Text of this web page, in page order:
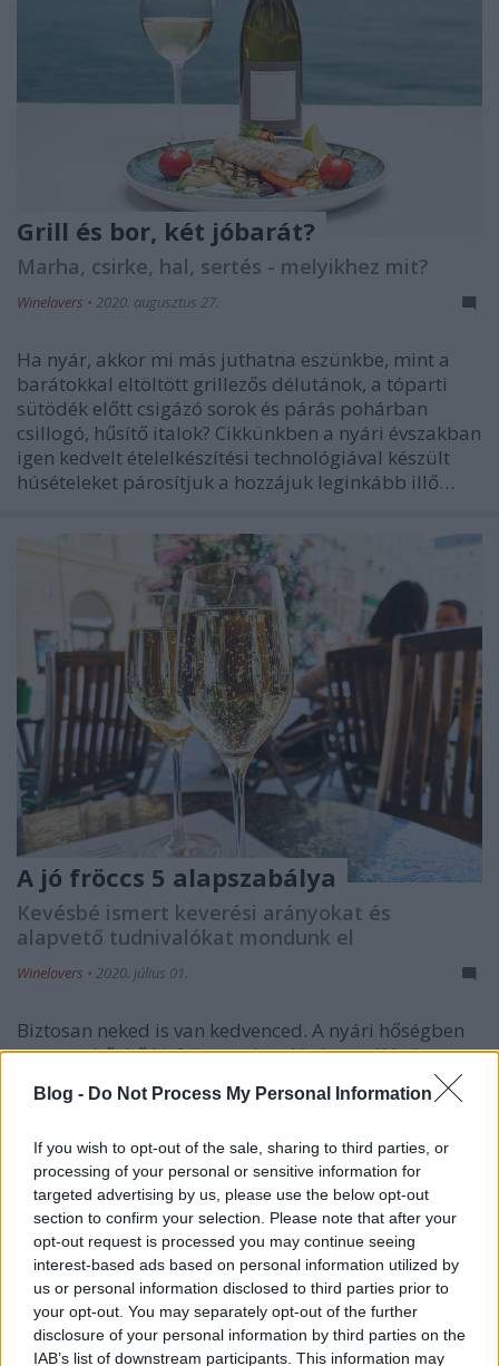
Blog - Do Not Process My Personal Information
If you wish to opt-out of the sale, sharing to third parties, or
processing of your personal or sensitive information for
targeted advertising by us, please use the below opt-out
section to confirm your selection. Please note that after your
opt-out request is processed you may continue seeing
interest-based ads based on personal information utilized by
us or personal information disclosed to third parties prior to
your opt-out. You may separately opt-out of the further
disclosure of your personal information by third parties on the
IAB’s list of downstream participants. This information may
Grill és bor, két jóbarát?
Marha, csirke, hal, sertés - melyikhez mit?
Winelovers • 2020. augusztus 27.
Ha nyár, akkor mi más juthatna eszünkbe, mint a
barátokkal eltöltött grillezős délutánok, a tóparti
sütödék előtt csigázó sorok és párás pohárban
csillogó, hűsítő italok? Cikkünkben a nyári évszakban
igen kedvelt ételelkészítési technológiával készült
húsételeket párosítjuk a hozzájuk leginkább illő…
A jó fröccs 5 alapszabálya
Kevésbé ismert keverési arányokat és
alapvető tudnivalókat mondunk el
Winelovers • 2020. július 01.
Biztosan neked is van kedvenced. A nyári hőségben
gyorsan hűsítő kisfröccs, a lazulós hosszúlépés, a
vízparton kellemesen kortyolható sportfröccs vagy a
hosszú beszélgetések itala, a viceházmester.